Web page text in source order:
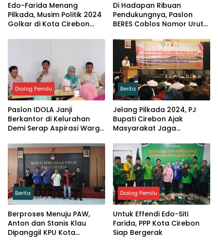
Edo-Farida Menang
Pilkada, Musim Politik 2024
Golkar di Kota Cirebon
Di Hadapan Ribuan
Pendukungnya, Paslon
BERES Coblos Nomor Urut
Dialog Pemilu
Paslon IDOLA Janji
Berkantor di Kelurahan
Demi Serap Aspirasi Warga
Berita
Jelang Pilkada 2024, PJ
Bupati Cirebon Ajak
Masyarakat Jaga
Waspadai Politik Uang
Berita
Berproses Menuju PAW,
Anton dan Stanis Klau
Dipanggil KPU Kota
Dialog Pemilu
Untuk Effendi Edo-Siti
Farida, PPP Kota Cirebon
Siap Bergerak